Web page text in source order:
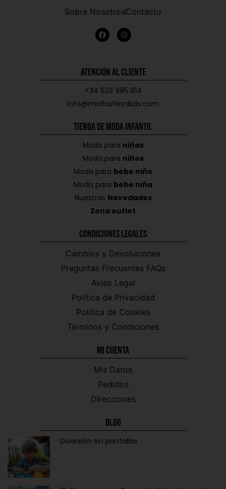
Sobre NosotrosContacto
Atención al Cliente
+34 623 995 814
info@miafashionkids.com
Tienda de Moda Infantil
Moda para niñas
Moda para niños
Moda para bebe niño
Moda para bebe niña
Nuestras Novedades
Zona outlet
Condiciones Legales
Cambios y Devoluciones
Preguntas Frecuentes FAQs
Aviso Legal
Política de Privacidad
Política de Cookies
Términos y Condiciones
Mi CUENTA
Mis Datos
Pedidos
Direcciones
Blog
Diversión sin pantallas